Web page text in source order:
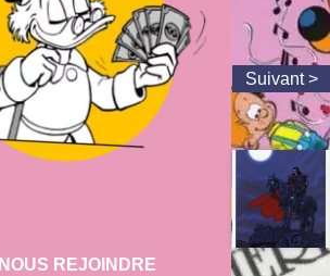
NOUS REJOINDRE